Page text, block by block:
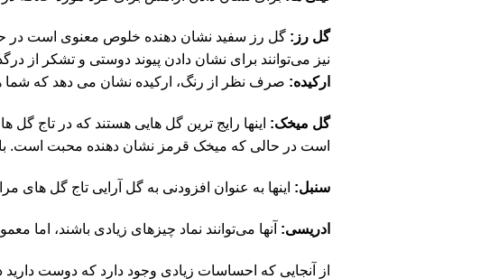
گل رز: گل رز سفید نشان دهنده خلوص معنوی است در
نیز می‌توانند برای نشان دادن پیوند دوستی و تشکر از
ارکیده: صرف نظر از رنگ، ارکیده نشان می دهد که
گل میخک: اینها رایج ترین گل هایی هستند که در تاج
است در حالی که میخک قرمز نشان دهنده محبت است.
سنبل: اینها به عنوان افزودنی به گل آرایی تاج گل های
ادریسی: آنها می‌توانند نماد چیزهای زیادی باشند،
از آنجایی که احساسات زیادی وجود دارد که دوست